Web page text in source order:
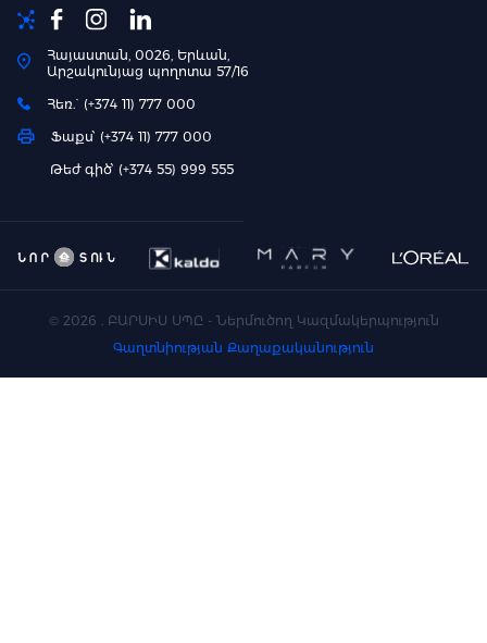
Հայաստան, 0026, Երևան,
Արշակունյաց պողոտա 57/16
Հեռ.` (+374 11) 777 000
Ֆաքս՝ (+374 11) 777 000
Թեժ գիծ՝ (+374 55) 999 555
© 2026 . ԲԱՐՍԻՍ ՍՊԸ - Ներմուծող Կազմակերպություն
Գաղտնիության Քաղաքականություն